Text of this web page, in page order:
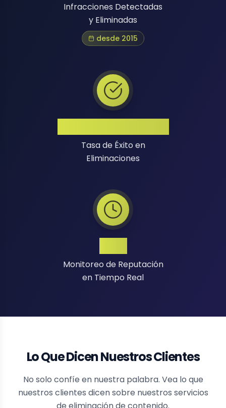
Infracciones Detectadas
y Eliminadas
desde 2015
Tasa de Éxito en
Eliminaciones
Monitoreo de Reputación
en Tiempo Real
Lo Que Dicen Nuestros Clientes
No solo confíe en nuestra palabra. Vea lo que
nuestros clientes dicen sobre nuestros servicios
de eliminación de contenido.